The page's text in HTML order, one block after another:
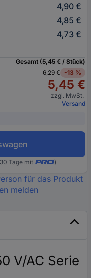
4,90 €
4,85 €
4,73 €
Gesamt (5,45 € / Stück)
6,29 € -13 %
5,45 €
zzgl. MwSt.
Versand
Tage mit )
für das Produkt
melden
V/AC Serie